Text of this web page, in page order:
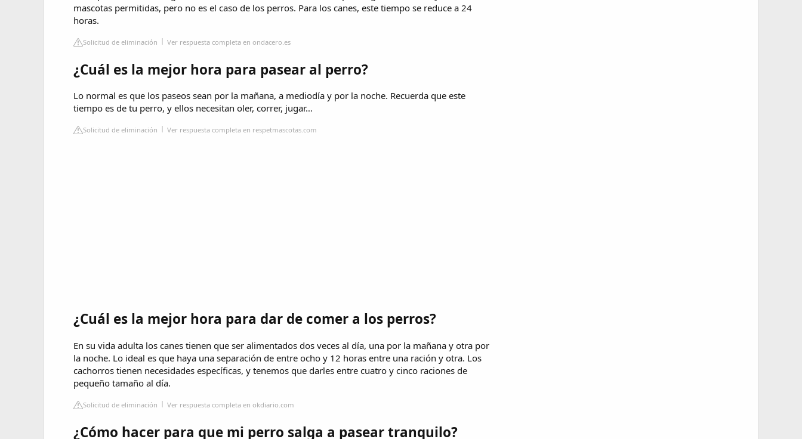
mascotas permitidas, pero no es el caso de los perros. Para los canes, este tiempo se reduce a 24
horas.
Solicitud de eliminación Ver respuesta completa en ondacero.es
¿Cuál es la mejor hora para pasear al perro?
Lo normal es que los paseos sean por la mañana, a mediodía y por la noche. Recuerda que este
tiempo es de tu perro, y ellos necesitan oler, correr, jugar…
Solicitud de eliminación Ver respuesta completa en respetmascotas.com
¿Cuál es la mejor hora para dar de comer a los perros?
En su vida adulta los canes tienen que ser alimentados dos veces al día, una por la mañana y otra por
la noche. Lo ideal es que haya una separación de entre ocho y 12 horas entre una ración y otra. Los
cachorros tienen necesidades específicas, y tenemos que darles entre cuatro y cinco raciones de
pequeño tamaño al día.
Solicitud de eliminación Ver respuesta completa en okdiario.com
¿Cómo hacer para que mi perro salga a pasear tranquilo?